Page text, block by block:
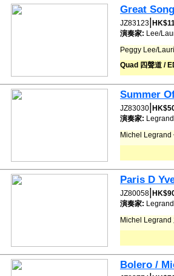
Great
JZ83123
演奏家: Lee/
Peggy Lee/
Quad 四聲道 /
Summer
JZ83030
演奏家: Legrand
Michel Legrand
Paris D
JZ80058
演奏家: Legrand
Michel Legrand
Bolero /